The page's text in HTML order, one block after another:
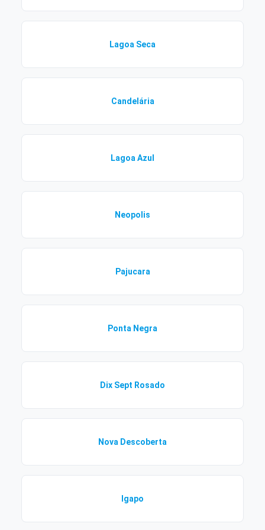
Lagoa Seca
Candelária
Lagoa Azul
Neopolis
Pajucara
Ponta Negra
Dix Sept Rosado
Nova Descoberta
Igapo